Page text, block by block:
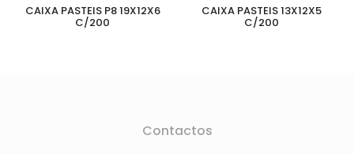
CAIXA PASTEIS P8 19X12X6
C/200
CAIXA PASTEIS 13X12X5
C/200
Contactos